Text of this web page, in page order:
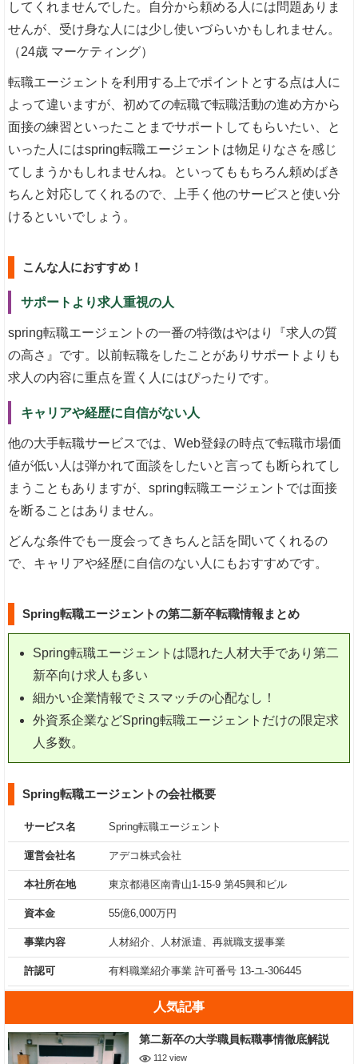
してくれませんでした。自分から頼める人には問題ありま
せんが、受け身な人には少し使いづらいかもしれません。
（24歳 マーケティング）
転職エージェントを利用する上でポイントとする点は人に
よって違いますが、初めての転職で転職活動の進め方から
面接の練習といったことまでサポートしてもらいたい、と
いった人にはspring転職エージェントは物足りなさを感じ
てしまうかもしれませんね。といってももちろん頼めばき
ちんと対応してくれるので、上手く他のサービスと使い分
けるといいでしょう。
こんな人におすすめ！
サポートより求人重視の人
spring転職エージェントの一番の特徴はやはり『求人の質
の高さ』です。以前転職をしたことがありサポートよりも
求人の内容に重点を置く人にはぴったりです。
キャリアや経歴に自信がない人
他の大手転職サービスでは、Web登録の時点で転職市場価
値が低い人は弾かれて面談をしたいと言っても断られてし
まうこともありますが、spring転職エージェントでは面接
を断ることはありません。
どんな条件でも一度会ってきちんと話を聞いてくれるの
で、キャリアや経歴に自信のない人にもおすすめです。
Spring転職エージェントの第二新卒転職情報まとめ
Spring転職エージェントは隠れた人材大手であり第二
新卒向け求人も多い
細かい企業情報でミスマッチの心配なし！
外資系企業などSpring転職エージェントだけの限定求
人多数。
Spring転職エージェントの会社概要
サービス名 Spring転職エージェント
運営会社名 アデコ株式会社
本社所在地 東京都港区南青山1-15-9 第45興和ビル
資本金 55億6,000万円
事業内容 人材紹介、人材派遣、再就職支援事業
許認可 有料職業紹介事業 許可番号 13-ユ-306445
人気記事
第二新卒の大学職員転職事情徹底解説
112 view